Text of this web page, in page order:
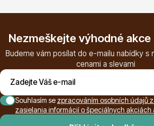
Nezmeškejte výhodné akce
Budeme vám posílat do e-mailu nabídky s
cenami a slevami
Souhlasím se zpracováním osobních údajů
zasielania informácií o špeciálnych akciách